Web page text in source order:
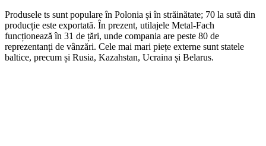
Produsele ts sunt populare în Polonia și în străinătate; 70 la sută din
producție este exportată. În prezent, utilajele Metal-Fach
funcționează în 31 de țări, unde compania are peste 80 de
reprezentanți de vânzări. Cele mai mari piețe externe sunt statele
baltice, precum și Rusia, Kazahstan, Ucraina și Belarus.